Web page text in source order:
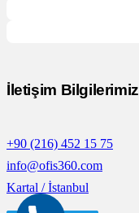
İletişim Bilgilerimiz
+90 (216) 452 15 75
info@ofis360.com
Kartal / İstanbul